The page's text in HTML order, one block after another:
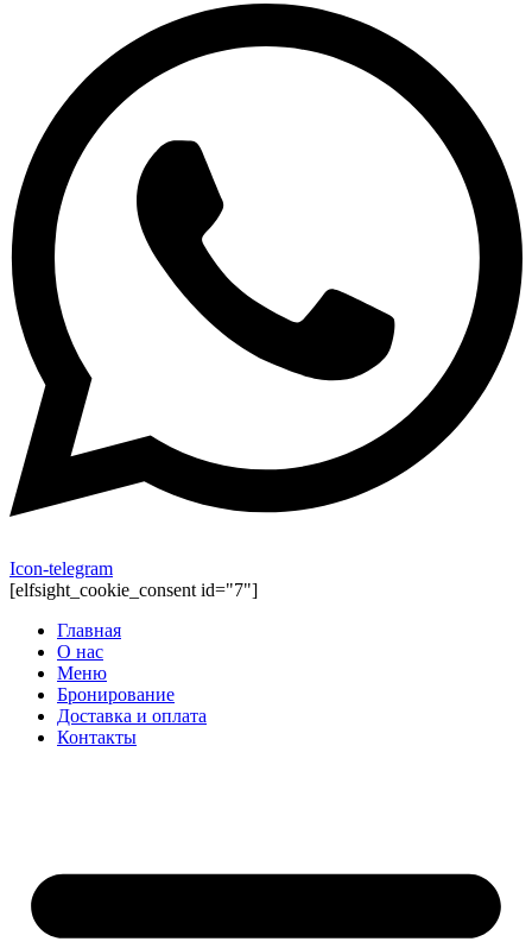
Icon-telegram
[elfsight_cookie_consent id="7"]
Главная
О нас
Меню
Бронирование
Доставка и оплата
Контакты